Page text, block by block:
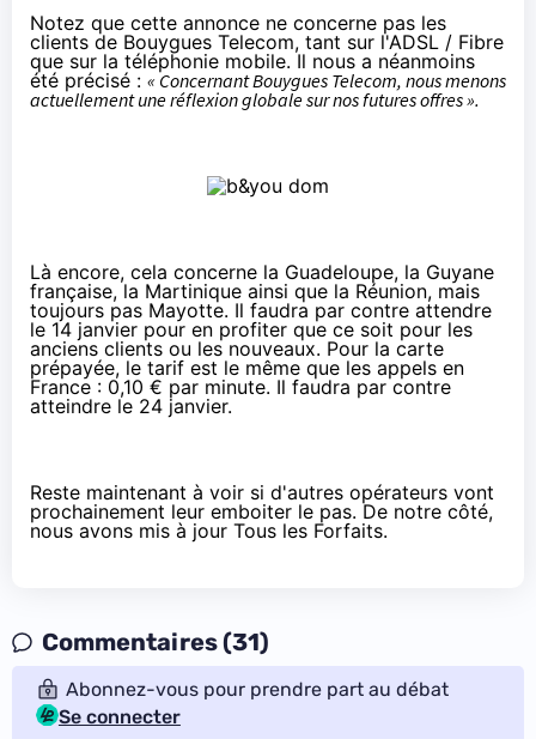
Notez que cette annonce ne concerne pas les
clients de Bouygues Telecom, tant sur l'ADSL / Fibre
que sur la téléphonie mobile. Il nous a néanmoins
été précisé : « Concernant Bouygues Telecom, nous menons
actuellement une réflexion globale sur nos futures offres ».
Là encore, cela concerne la Guadeloupe, la Guyane
française, la Martinique ainsi que la Réunion, mais
toujours pas Mayotte. Il faudra par contre attendre
le 14 janvier pour en profiter que ce soit pour les
anciens clients ou les nouveaux. Pour la carte
prépayée, le tarif est le même que les appels en
France : 0,10 € par minute. Il faudra par contre
atteindre le 24 janvier.
Reste maintenant à voir si d'autres opérateurs vont
prochainement leur emboiter le pas. De notre côté,
nous avons mis à jour Tous les Forfaits.
Commentaires (31)
Abonnez-vous pour prendre part au débat
Se connecter